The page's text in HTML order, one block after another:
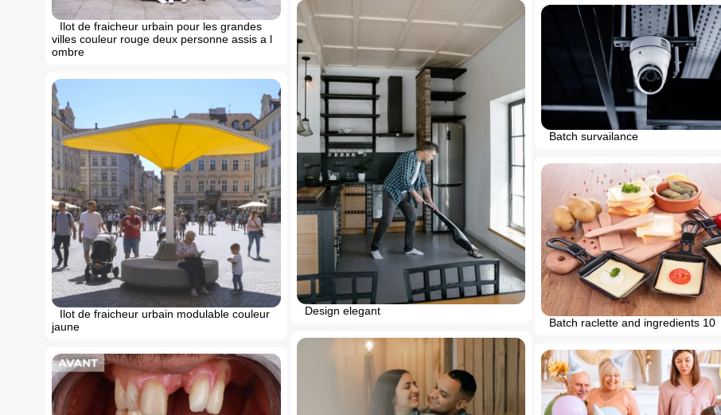
Ilot de fraicheur urbain pour les grandes
villes couleur rouge deux personne assis a l
ombre
Design elegant
Batch survailance
Ilot de fraicheur urbain modulable couleur
jaune
Batch raclette and ingredients 10